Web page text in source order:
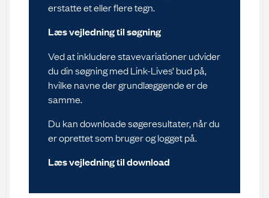
erstatte et eller flere tegn.
Læs vejledning til søgning
Ved at inkludere stavevariationer udvider
du din søgning med Link-Lives’ bud på,
hvilke navne der grundlæggende er de
samme.
Du kan downloade søgeresultater, når du
er oprettet som bruger og logget på.
Læs vejledning til download